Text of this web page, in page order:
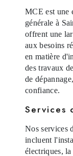
MCE est une
générale à
offrent une
aux besoins
en matière
des travaux
de
confiance.
Services
Nos services
incluent
électriques,